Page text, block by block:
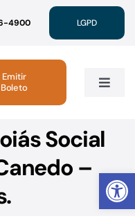
Abrir
4900 LGPD
Toggle
Emitir
Boleto
Social
–